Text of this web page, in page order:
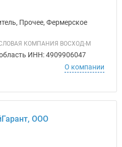
Прочее, Фермерское
КОМПАНИЯ ВОСХОД-М
ИНН: 4909906047
О компании
ООО